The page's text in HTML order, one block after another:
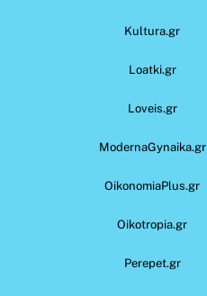
Kultura.gr
Loatki.gr
Loveis.gr
ModernaGynaika.gr
OikonomiaPlus.gr
Oikotropia.gr
Perepet.gr